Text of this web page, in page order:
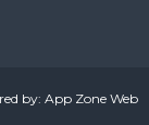
by: App Zone Web